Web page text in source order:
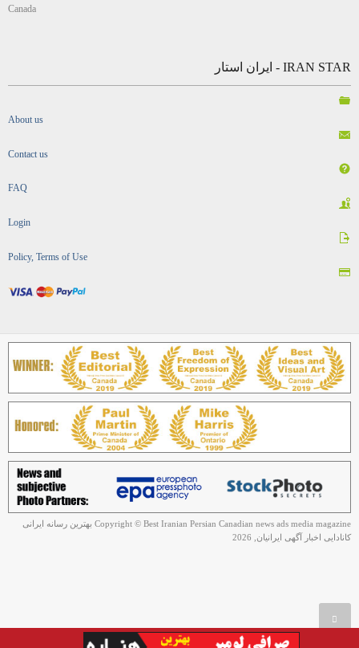
Canada
IRAN STAR - ایران استار
About us
Contact us
FAQ
Login
Policy, Terms of Use
Copyright © Best Iranian Persian Canadian news ads media magazine بهترین رسانه ایرانی
کانادایی اخبار آگهی ایرانیان, 2026